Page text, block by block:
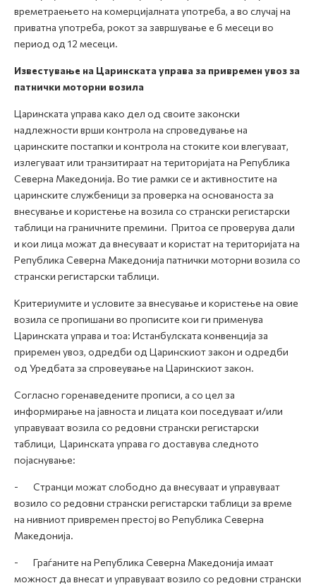
времетраењето на комерцијалната употреба, а во случај на
приватна употреба, рокот за завршување е 6 месеци во
период од 12 месеци.
Известување на Царинската управа за привремен увоз за
патнички моторни возила
Царинската управа како дел од своите законски
надлежности врши контрола на спроведување на
царинските постапки и контрола на стоките кои влегуваат,
излегуваат или транзитираат на територијата на Република
Северна Македонија. Во тие рамки се и активностите на
царинските службеници за проверка на основаноста за
внесување и користење на возила со странски регистарски
таблици на граничните премини. Притоа се проверува дали
и кои лица можат да внесуваат и користат на територијата на
Република Северна Македонија патнички моторни возила со
странски регистарски таблици.
Критериумите и условите за внесување и користење на овие
возила се пропишани во прописите кои ги применува
Царинската управа и тоа: Истанбулската конвенција за
приремен увоз, одредби од Царинскиот закон и одредби
од Уредбата за спровеување на Царинскиот закон.
Согласно горенаведените прописи, а со цел за
информирање на јавноста и лицата кои поседуваат и/или
управуваат возила со редовни странски регистарски
таблици, Царинската управа го доставува следното
појаснување:
- Странци можат слободно да внесуваат и управуваат
возило со редовни странски регистарски таблици за време
на нивниот привремен престој во Република Северна
Македонија.
- Граѓаните на Република Северна Македонија имаат
можност да внесат и управуваат возило со редовни странски